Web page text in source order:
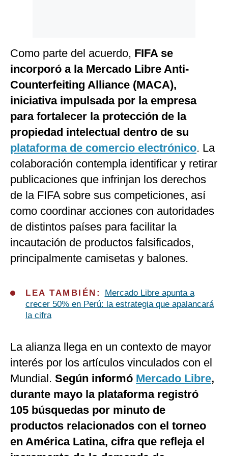
Como parte del acuerdo, FIFA se
incorporó a la Mercado Libre Anti-
Counterfeiting Alliance (MACA),
iniciativa impulsada por la empresa
para fortalecer la protección de la
propiedad intelectual dentro de su
plataforma de comercio electrónico. La
colaboración contempla identificar y retirar
publicaciones que infrinjan los derechos
de la FIFA sobre sus competiciones, así
como coordinar acciones con autoridades
de distintos países para facilitar la
incautación de productos falsificados,
principalmente camisetas y balones.
LEA TAMBIÉN:
Mercado Libre apunta a
crecer 50% en Perú: la estrategia que apalancará
la cifra
La alianza llega en un contexto de mayor
interés por los artículos vinculados con el
Mundial. Según informó Mercado Libre,
durante mayo la plataforma registró
105 búsquedas por minuto de
productos relacionados con el torneo
en América Latina, cifra que refleja el